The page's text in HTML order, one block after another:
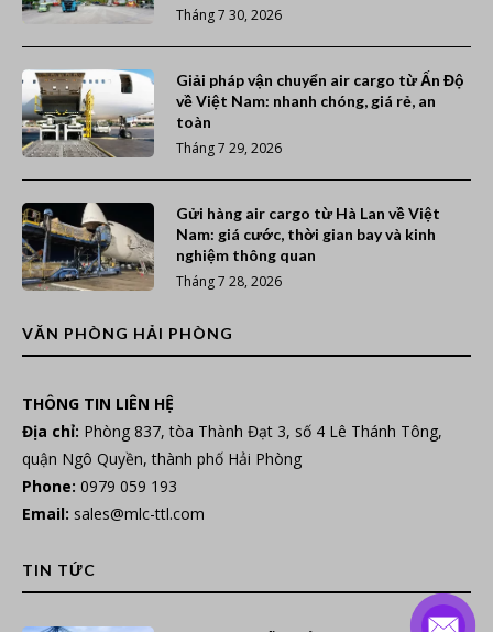
Tháng 7 30, 2026
Giải pháp vận chuyển air cargo từ Ấn Độ
về Việt Nam: nhanh chóng, giá rẻ, an
toàn
Tháng 7 29, 2026
Gửi hàng air cargo từ Hà Lan về Việt
Nam: giá cước, thời gian bay và kinh
nghiệm thông quan
Tháng 7 28, 2026
VĂN PHÒNG HẢI PHÒNG
THÔNG TIN LIÊN HỆ
Địa chỉ: Phòng 837, tòa Thành Đạt 3, số 4 Lê Thánh Tông,
quận Ngô Quyền, thành phố Hải Phòng
Phone: 0979 059 193
Email: sales@mlc-ttl.com
TIN TỨC